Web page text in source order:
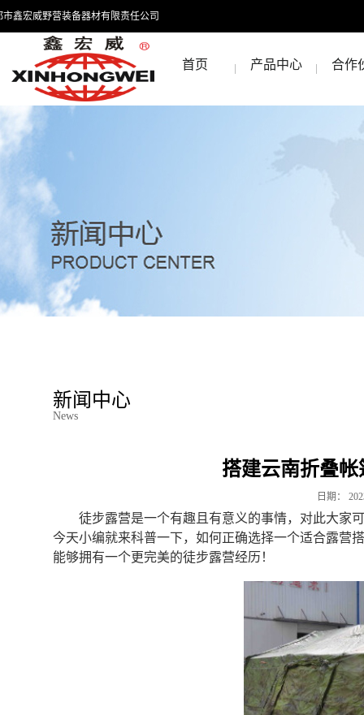
市鑫宏威野营装备器材有限责任公司
首页 产品中心 合作
新闻中心
News
搭建云南折叠
日期：
徒步露营是一个有趣且有意义的事情，对此大家
今天小编就来科普一下，如何正确选择一个适合露营
能够拥有一个更完美的徒步露营经历！